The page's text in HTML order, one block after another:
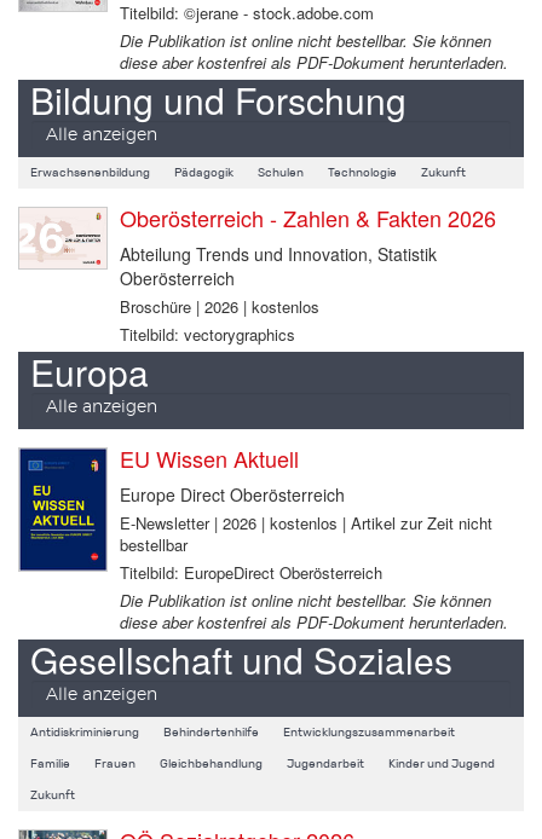
Titelbild: ©jerane - stock.adobe.com
Die Publikation ist online nicht bestellbar. Sie können
diese aber kostenfrei als PDF-Dokument herunterladen.
Bildung und Forschung
Alle anzeigen
Erwachsenenbildung Pädagogik Schulen Technologie Zukunft
Oberösterreich - Zahlen & Fakten 2026
Abteilung Trends und Innovation, Statistik
Oberösterreich
Broschüre | 2026 | kostenlos
Titelbild: vectorygraphics
Europa
Alle anzeigen
EU Wissen Aktuell
Europe Direct Oberösterreich
E-Newsletter | 2026 | kostenlos | Artikel zur Zeit nicht
bestellbar
Titelbild: EuropeDirect Oberösterreich
Die Publikation ist online nicht bestellbar. Sie können
diese aber kostenfrei als PDF-Dokument herunterladen.
Gesellschaft und Soziales
Alle anzeigen
Antidiskriminierung Behindertenhilfe Entwicklungszusammenarbeit
Familie Frauen Gleichbehandlung Jugendarbeit Kinder und Jugend
Zukunft